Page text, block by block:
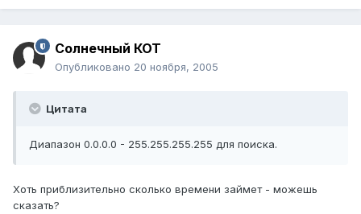
Солнечный КОТ
Опубликовано 20 ноября, 2005
Цитата
Диапазон 0.0.0.0 - 255.255.255.255 для поиска.
Хоть приблизительно сколько времени займет - можешь
сказать?